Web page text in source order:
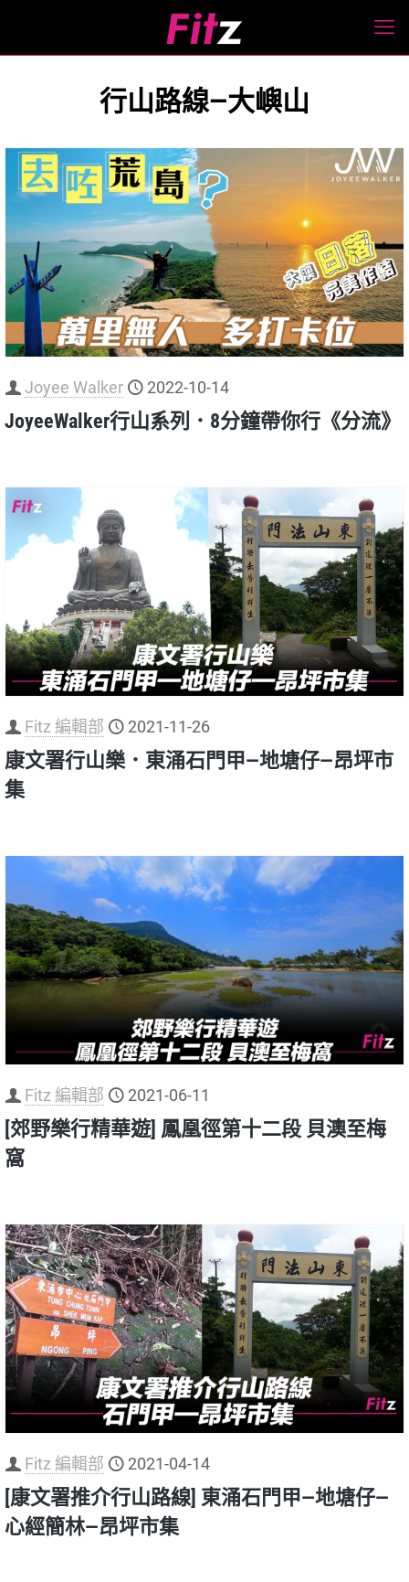
行山路線—大嶼山
Joyee Walker 2022-10-14
JoyeeWalker行山系列．8分鐘帶你行《分流》
Fitz 編輯部 2021-11-26
康文署行山樂．東涌石門甲—地塘仔—昂坪市
集
Fitz 編輯部 2021-06-11
[郊野樂行精華遊] 鳳凰徑第十二段 貝澳至梅
窩
Fitz 編輯部 2021-04-14
[康文署推介行山路線] 東涌石門甲—地塘仔—
心經簡林—昂坪市集